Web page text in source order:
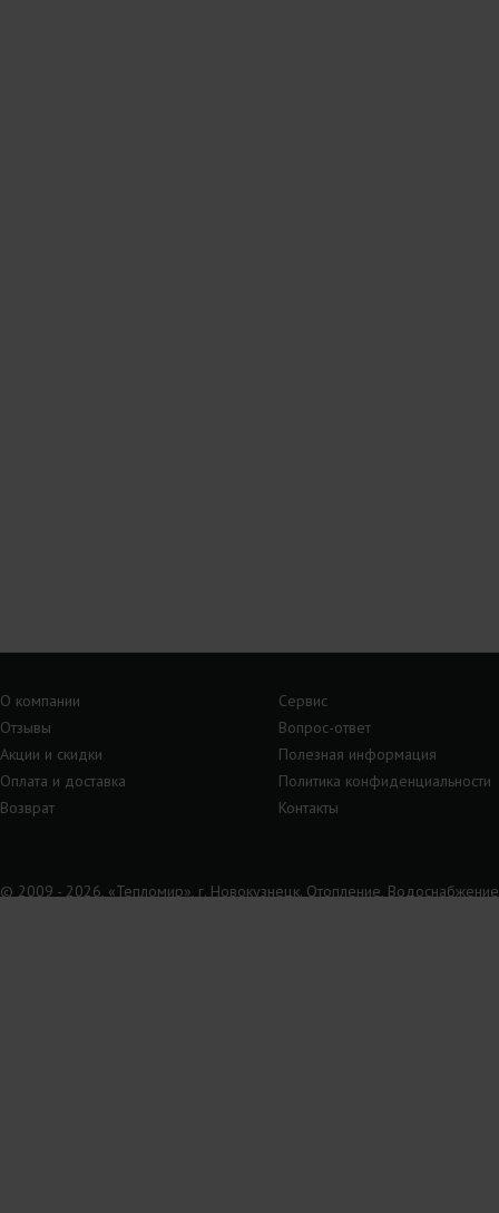
О компании
Сервис
Отзывы
Вопрос-ответ
Акции и скидки
Полезная информация
Оплата и доставка
Политика конфиденциальности
Возврат
Контакты
© 2009 - 2026, «Тепломир», г. Новокузнецк. Отопление,